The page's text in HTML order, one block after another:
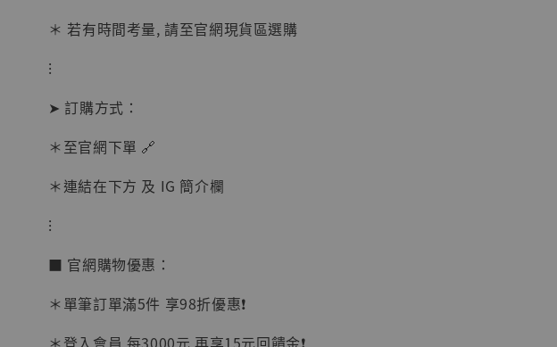
可動蒐藏人偶 讓子
彈飛 鵝城縣長 張麻
子 [BK01]
-
＊ 若有時間考量, 請至官網現貨區選購
⁝
➤ 訂購方式：
＊至官網下單 🔗
＊連結在下方 及 IG 簡介欄
⁝
■ 官網購物優惠：
＊單筆訂單滿5件 享98折優惠❗️
＊登入會員 每3000元 再享15元回饋金❗️